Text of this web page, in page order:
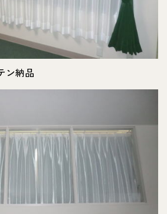
ン納品